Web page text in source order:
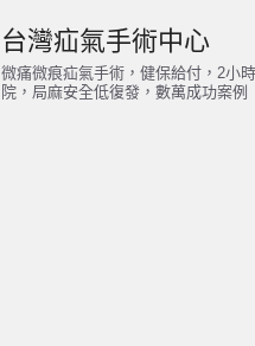
台灣疝氣手術中心
微痛微痕疝氣手術，健保給付，2小
院，局麻安全低復發，數萬成功案例